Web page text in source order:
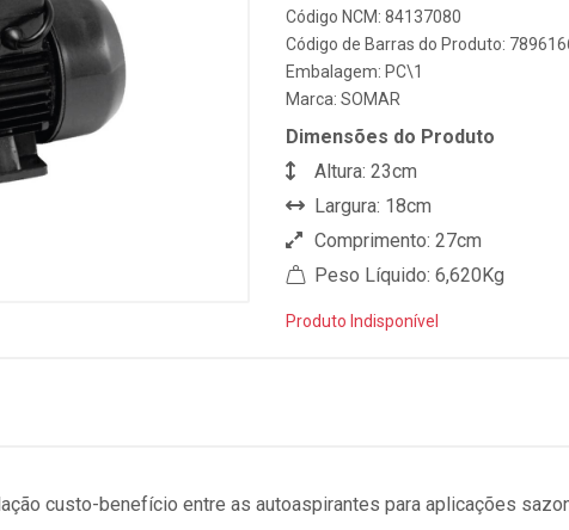
Código NCM: 84137080
Código de Barras do Produto:
Embalagem: PC\1
Marca: SOMAR
Dimensões do Produto
Altura: 23cm
Largura: 18cm
Comprimento: 27cm
Peso Líquido: 6,620Kg
Produto Indisponível
custo-benefício entre as autoaspirantes para aplicações